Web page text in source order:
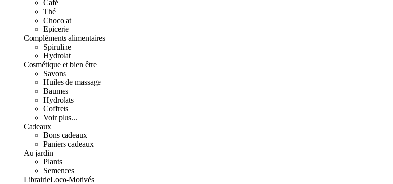
Café
Thé
Chocolat
Epicerie
Compléments alimentaires
Spiruline
Hydrolat
Cosmétique et bien être
Savons
Huiles de massage
Baumes
Hydrolats
Coffrets
Voir plus...
Cadeaux
Bons cadeaux
Paniers cadeaux
Au jardin
Plants
Semences
LibrairieLoco-Motivés